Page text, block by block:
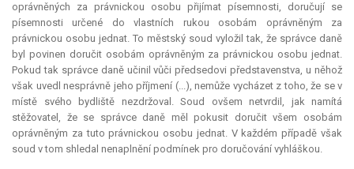
oprávněných za právnickou osobu přijímat písemnosti, doručují se
písemnosti určené do vlastních rukou osobám oprávněným za
právnickou osobu jednat. To městský soud vyložil tak, že správce daně
byl povinen doručit osobám oprávněným za právnickou osobu jednat.
Pokud tak správce daně učinil vůči předsedovi představenstva, u něhož
však uvedl nesprávně jeho příjmení (...), nemůže vycházet z toho, že se v
místě svého bydliště nezdržoval. Soud ovšem netvrdil, jak namítá
stěžovatel, že se správce daně měl pokusit doručit všem osobám
oprávněným za tuto právnickou osobu jednat. V každém případě však
soud v tom shledal nenaplnění podmínek pro doručování vyhláškou.